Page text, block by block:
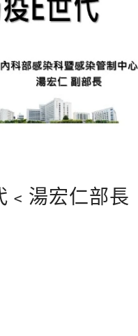
湯宏仁部長